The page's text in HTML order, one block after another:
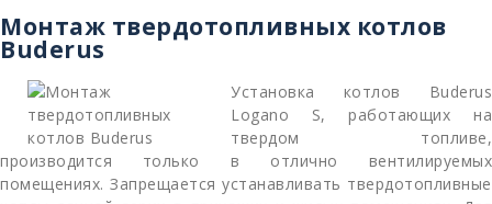
Монтаж твердотопливных котлов
Buderus
Установка котлов Buderus
Logano S, работающих на
твердом топливе,
производится только в отлично вентилируемых
помещениях. Запрещается устанавливать твердотопливные